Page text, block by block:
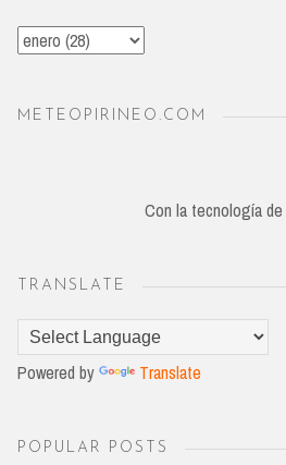
METEOPIRINEO.COM
Con la tecnología de
TRANSLATE
Powered by Translate
POPULAR POSTS